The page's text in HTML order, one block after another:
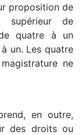
proposition de
supérieur de
quatre à un
un. Les quatre
ne
en outre,
des droits ou